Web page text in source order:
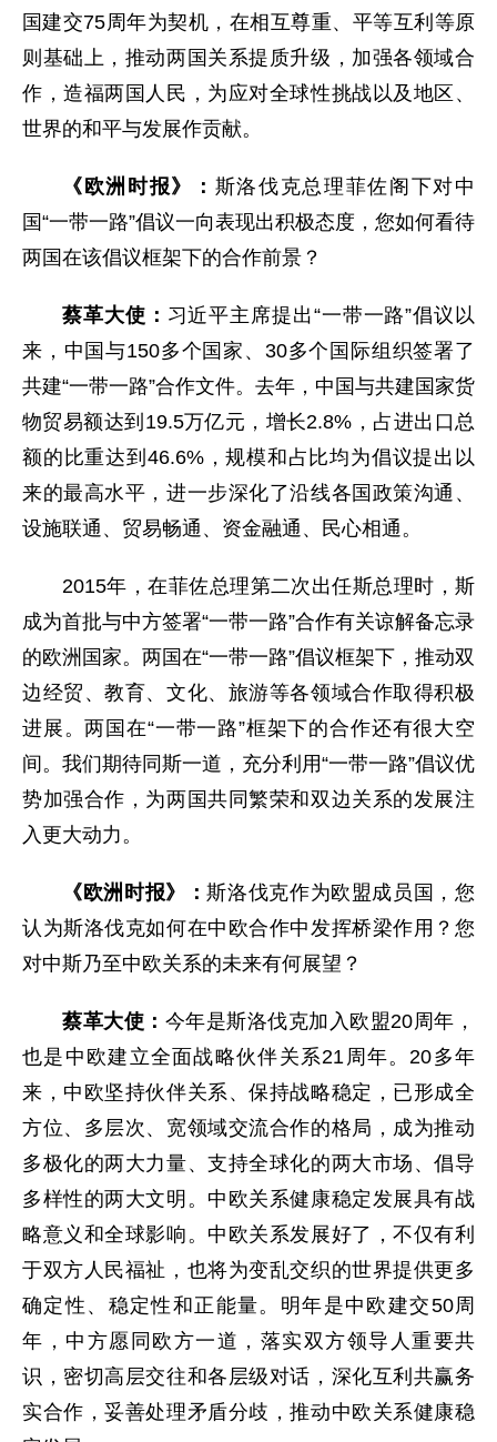
国建交75周年为契机，在相互尊重、平等互利等原
则基础上，推动两国关系提质升级，加强各领域合
作，造福两国人民，为应对全球性挑战以及地区、
世界的和平与发展作贡献。
《欧洲时报》： 斯洛伐克总理菲佐阁下对中
国“一带一路”倡议一向表现出积极态度，您如何看待
两国在该倡议框架下的合作前景？
蔡革大使： 习近平主席提出“一带一路”倡议以
来，中国与150多个国家、30多个国际组织签署了
共建“一带一路”合作文件。去年，中国与共建国家货
物贸易额达到19.5万亿元，增长2.8%，占进出口总
额的比重达到46.6%，规模和占比均为倡议提出以
来的最高水平，进一步深化了沿线各国政策沟通、
设施联通、贸易畅通、资金融通、民心相通。
2015年，在菲佐总理第二次出任斯总理时，斯
成为首批与中方签署“一带一路”合作有关谅解备忘录
的欧洲国家。两国在“一带一路”倡议框架下，推动双
边经贸、教育、文化、旅游等各领域合作取得积极
进展。两国在“一带一路”框架下的合作还有很大空
间。我们期待同斯一道，充分利用“一带一路”倡议优
势加强合作，为两国共同繁荣和双边关系的发展注
入更大动力。
《欧洲时报》：斯洛伐克作为欧盟成员国，您
认为斯洛伐克如何在中欧合作中发挥桥梁作用？您
对中斯乃至中欧关系的未来有何展望？
蔡革大使： 今年是斯洛伐克加入欧盟20周年，
也是中欧建立全面战略伙伴关系21周年。20多年
来，中欧坚持伙伴关系、保持战略稳定，已形成全
方位、多层次、宽领域交流合作的格局，成为推动
多极化的两大力量、支持全球化的两大市场、倡导
多样性的两大文明。中欧关系健康稳定发展具有战
略意义和全球影响。中欧关系发展好了，不仅有利
于双方人民福祉，也将为变乱交织的世界提供更多
确定性、稳定性和正能量。明年是中欧建交50周
年，中方愿同欧方一道，落实双方领导人重要共
识，密切高层交往和各层级对话，深化互利共赢务
实合作，妥善处理矛盾分歧，推动中欧关系健康稳